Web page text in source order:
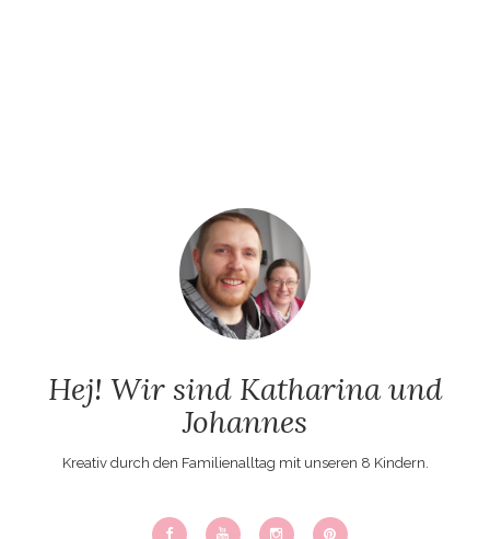
Hej! Wir sind Katharina und
Johannes
Kreativ durch den Familienalltag mit unseren 8 Kindern.